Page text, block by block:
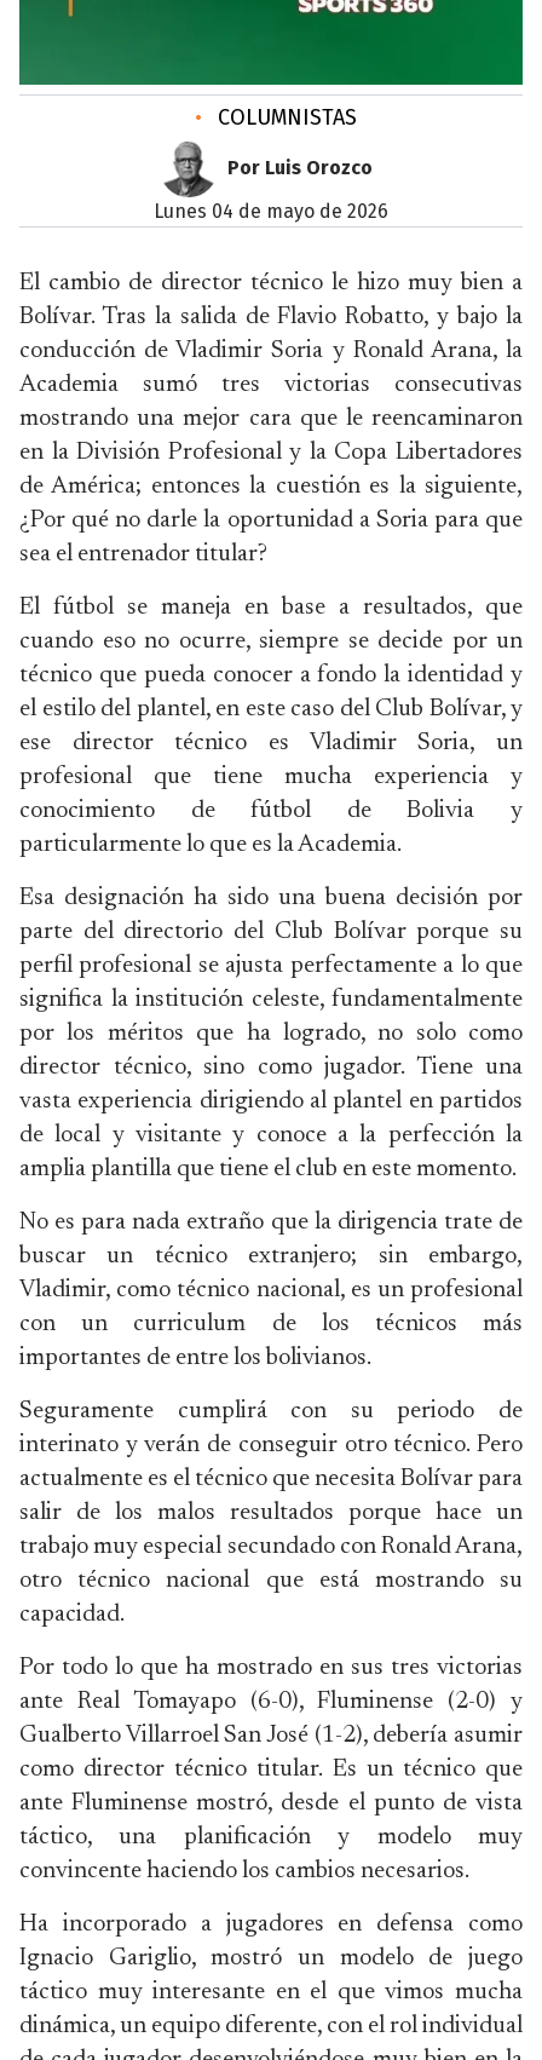
• COLUMNISTAS
Por Luis Orozco
lunes 04 de mayo de 2026
El cambio de director técnico le hizo muy bien a
Bolívar. Tras la salida de Flavio Robatto, y bajo la
conducción de Vladimir Soria y Ronald Arana, la
Academia sumó tres victorias consecutivas
mostrando una mejor cara que le reencaminaron
en la División Profesional y la Copa Libertadores
de América; entonces la cuestión es la siguiente,
¿Por qué no darle la oportunidad a Soria para que
sea el entrenador titular?
El fútbol se maneja en base a resultados, que
cuando eso no ocurre, siempre se decide por un
técnico que pueda conocer a fondo la identidad y
el estilo del plantel, en este caso del Club Bolívar, y
ese director técnico es Vladimir Soria, un
profesional que tiene mucha experiencia y
conocimiento de fútbol de Bolivia y
particularmente lo que es la Academia.
Esa designación ha sido una buena decisión por
parte del directorio del Club Bolívar porque su
perfil profesional se ajusta perfectamente a lo que
significa la institución celeste, fundamentalmente
por los méritos que ha logrado, no solo como
director técnico, sino como jugador. Tiene una
vasta experiencia dirigiendo al plantel en partidos
de local y visitante y conoce a la perfección la
amplia plantilla que tiene el club en este momento.
No es para nada extraño que la dirigencia trate de
buscar un técnico extranjero; sin embargo,
Vladimir, como técnico nacional, es un profesional
con un curriculum de los técnicos más
importantes de entre los bolivianos.
Seguramente cumplirá con su periodo de
interinato y verán de conseguir otro técnico. Pero
actualmente es el técnico que necesita Bolívar para
salir de los malos resultados porque hace un
trabajo muy especial secundado con Ronald Arana,
otro técnico nacional que está mostrando su
capacidad.
Por todo lo que ha mostrado en sus tres victorias
ante Real Tomayapo (6-0), Fluminense (2-0) y
Gualberto Villarroel San José (1-2), debería asumir
como director técnico titular. Es un técnico que
ante Fluminense mostró, desde el punto de vista
táctico, una planificación y modelo muy
convincente haciendo los cambios necesarios.
Ha incorporado a jugadores en defensa como
Ignacio Gariglio, mostró un modelo de juego
táctico muy interesante en el que vimos mucha
dinámica, un equipo diferente, con el rol individual